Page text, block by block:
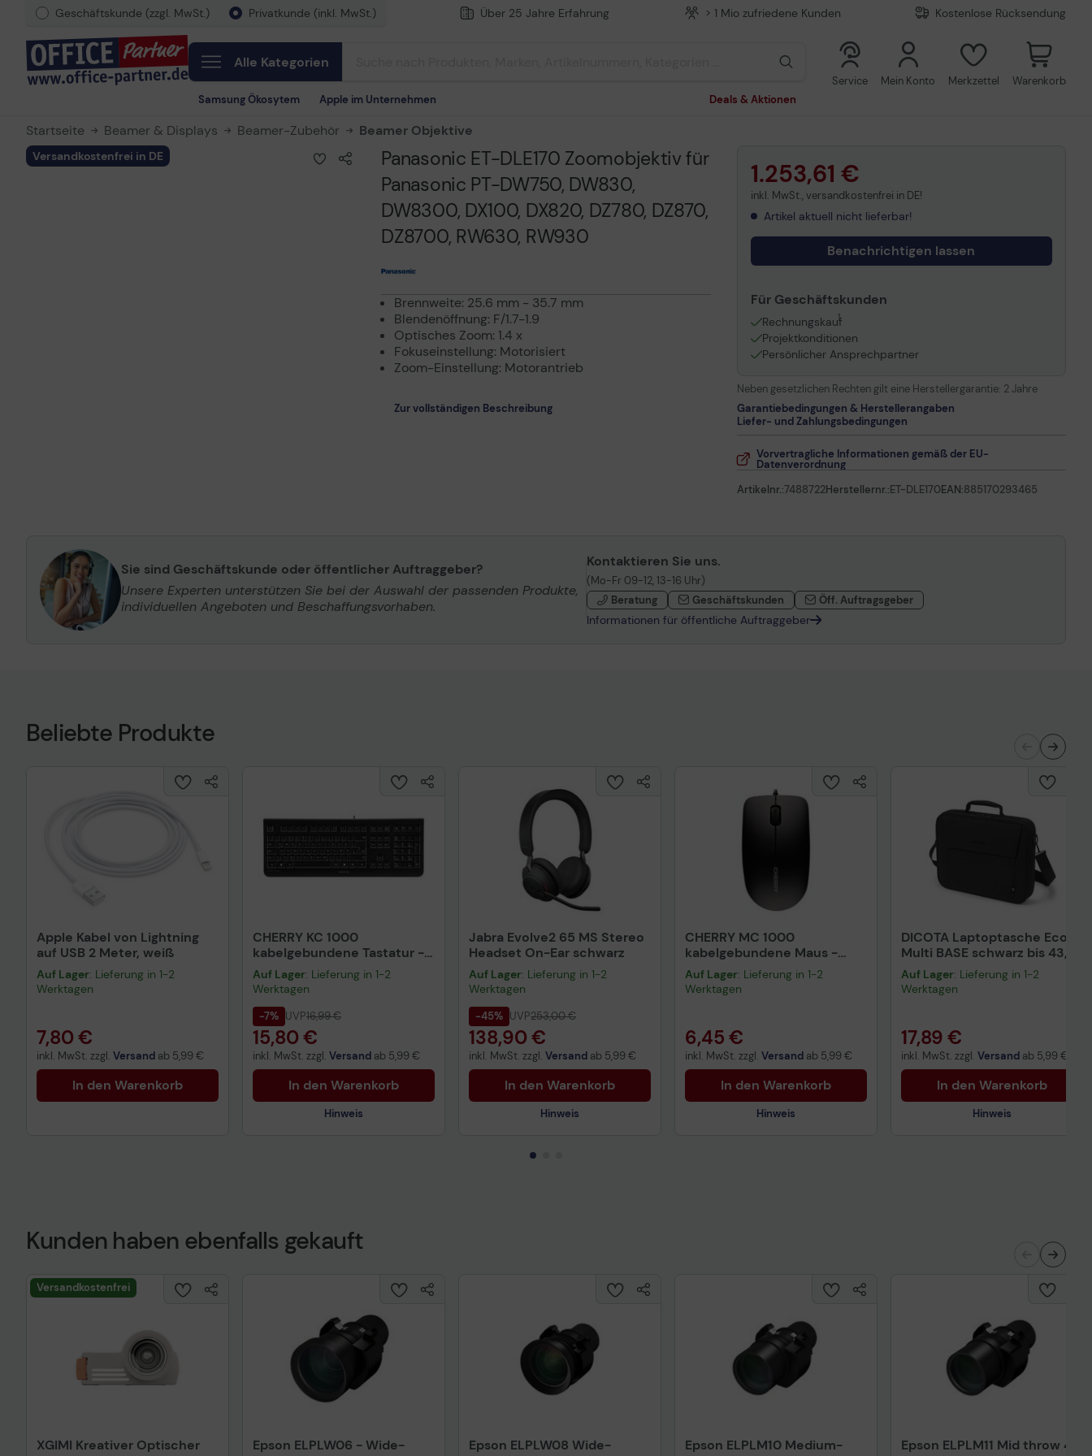
Geschäftskunde (zzgl. MwSt.) Privatkunde (inkl. MwSt.) Über 25 Jahre Erfahrung > 1 Mio zufriedene Kunden Kostenlose Rücksendung
Alle Kategorien
Samsung Ökosytem Apple im Unternehmen Deals & Aktionen
Service Mein Konto Merkzettel Warenkorb
Startseite Beamer & Displays Beamer-Zubehör Beamer Objektive
Versandkostenfrei in DE
Panasonic ET-DLE170 Zoomobjektiv für
Panasonic PT-DW750, DW830,
DW8300, DX100, DX820, DZ780, DZ870,
DZ8700, RW630, RW930
Brennweite: 25.6 mm - 35.7 mm
Blendenöffnung: F/1.7-1.9
Optisches Zoom: 1.4 x
Fokuseinstellung: Motorisiert
Zoom-Einstellung: Motorantrieb
Zur vollständigen Beschreibung
1.253,61 €
inkl. MwSt., versandkostenfrei in DE!
Artikel aktuell nicht lieferbar!
Benachrichtigen lassen
Für Geschäftskunden
Rechnungskauf
1
Projektkonditionen
Persönlicher Ansprechpartner
Neben gesetzlichen Rechten gilt eine Herstellergarantie: 2 Jahre
Garantiebedingungen & Herstellerangaben
Liefer- und Zahlungsbedingungen
Vorvertragliche Informationen gemäß der EU-
Datenverordnung
Artikelnr.:7488722Herstellernr.:ET-DLE170EAN:885170293465
Sie sind Geschäftskunde oder öffentlicher Auftraggeber?
Unsere Experten unterstützen Sie bei der Auswahl der passenden Produkte,
individuellen Angeboten und Beschaffungsvorhaben.
Kontaktieren Sie uns.
(Mo-Fr 09-12, 13-16 Uhr)
Beratung
Geschäftskunden Öff. Auftragsgeber
Informationen für öffentliche Auftraggeber
Beliebte Produkte
Apple Kabel von Lightning
auf USB 2 Meter, weiß
Auf Lager: Lieferung in 1-2
Werktagen
7,80 €
inkl. MwSt. zzgl. Versand ab 5,99 €
In den Warenkorb
CHERRY KC 1000
kabelgebundene Tastatur -
QWERTZ DE - schwarz
Auf Lager: Lieferung in 1-2
Werktagen
-7% UVP16,99 €
15,80 €
inkl. MwSt. zzgl. Versand ab 5,99 €
In den Warenkorb
Hinweis
Technisches Produktdatenblatt
Jabra Evolve2 65 MS Stereo
Headset On-Ear schwarz
Auf Lager: Lieferung in 1-2
Werktagen
-45% UVP253,00 €
138,90 €
inkl. MwSt. zzgl. Versand ab 5,99 €
In den Warenkorb
Hinweis
CHERRY MC 1000
kabelgebundene Maus -
schwarz
Auf Lager: Lieferung in 1-2
Werktagen
6,45 €
inkl. MwSt. zzgl. Versand ab 5,99 €
In den Warenkorb
Hinweis
DICOTA Laptoptasche Eco
Multi BASE schwarz bis 43,9
cm (17,3 Zoll)
Auf Lager: Lieferung in 1-2
Werktagen
17,89 €
inkl. MwSt. zzgl. Versand ab 5,99 €
In den Warenkorb
Hinweis
Kunden haben ebenfalls gekauft
Versandkostenfrei
XGIMI Kreativer Optischer
Epson ELPLW06 - Wide-
Epson ELPLW08 Wide-
Epson ELPLM10 Medium-
Epson ELPLM11 Mid throw 4